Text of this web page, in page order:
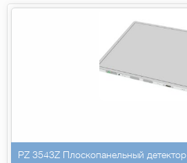
PZ 3543Z Плоскопанельный детектор